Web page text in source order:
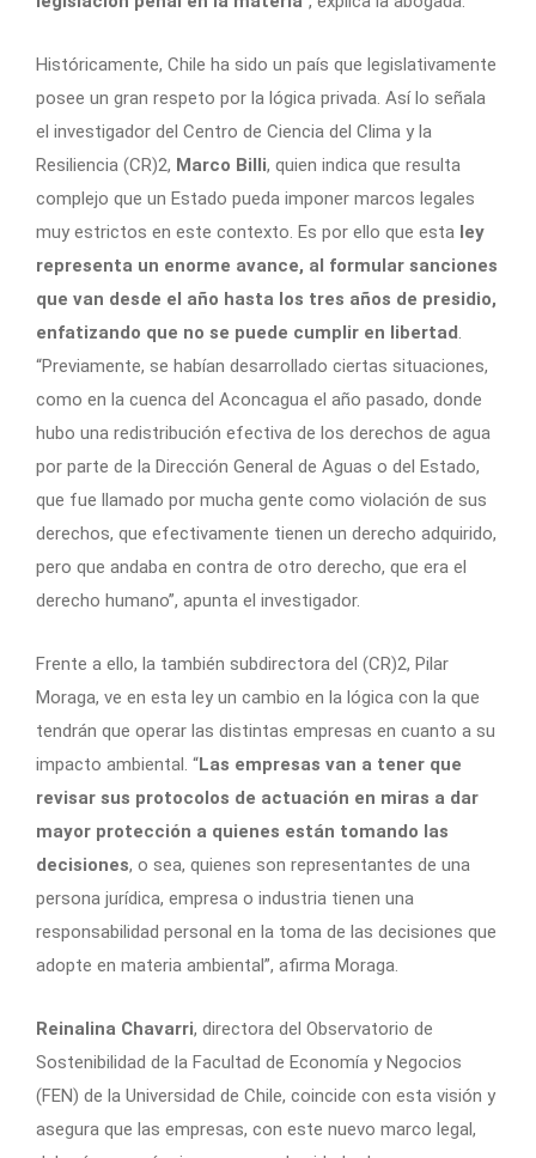
Históricamente, Chile ha sido un país que legislativamente
posee un gran respeto por la lógica privada. Así lo señala
el investigador del Centro de Ciencia del Clima y la
Resiliencia (CR)2, Marco Billi, quien indica que resulta
complejo que un Estado pueda imponer marcos legales
muy estrictos en este contexto. Es por ello que esta ley
representa un enorme avance, al formular sanciones
que van desde el año hasta los tres años de presidio,
enfatizando que no se puede cumplir en libertad .
“Previamente, se habían desarrollado ciertas situaciones,
como en la cuenca del Aconcagua el año pasado, donde
hubo una redistribución efectiva de los derechos de agua
por parte de la Dirección General de Aguas o del Estado,
que fue llamado por mucha gente como violación de sus
derechos, que efectivamente tienen un derecho adquirido,
pero que andaba en contra de otro derecho, que era el
derecho humano”, apunta el investigador.
Frente a ello, la también subdirectora del (CR)2, Pilar
Moraga, ve en esta ley un cambio en la lógica con la que
tendrán que operar las distintas empresas en cuanto a su
impacto ambiental. “Las empresas van a tener que
revisar sus protocolos de actuación en miras a dar
mayor protección a quienes están tomando las
decisiones, o sea, quienes son representantes de una
persona jurídica, empresa o industria tienen una
responsabilidad personal en la toma de las decisiones que
adopte en materia ambiental”, afirma Moraga.
Reinalina Chavarri, directora del Observatorio de
Sostenibilidad de la Facultad de Economía y Negocios
(FEN) de la Universidad de Chile, coincide con esta visión y
asegura que las empresas, con este nuevo marco legal,